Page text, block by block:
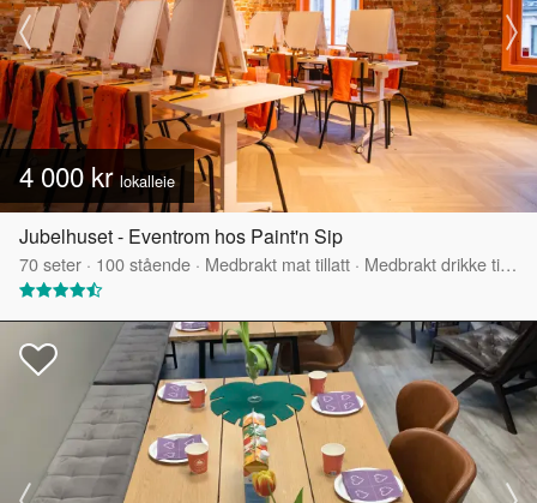
4 000 kr lokalleie
Jubelhuset - Eventrom hos Paint'n Sip
70seter · 100stående · Medbrakt mat tillatt · Medbrakt drikke tillatt